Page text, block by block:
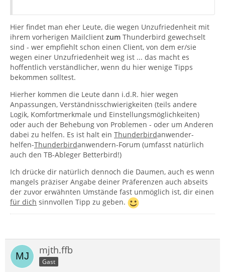
Hier findet man eher Leute, die wegen Unzufriedenheit mit
ihrem vorherigen Mailclient zum Thunderbird gewechselt
sind - wer empfiehlt schon einen Client, von dem er/sie
wegen einer Unzufriedenheit weg ist ... das macht es
hoffentlich verständlicher, wenn du hier wenige Tipps
bekommen solltest.
Hierher kommen die Leute dann i.d.R. hier wegen
Anpassungen, Verständnisschwierigkeiten (teils andere
Logik, Komfortmerkmale und Einstellungsmöglichkeiten)
oder auch der Behebung von Problemen - oder um Anderen
dabei zu helfen. Es ist halt ein Thunderbirdanwender-
helfen-Thunderbirdanwendern-Forum (umfasst natürlich
auch den TB-Ableger Betterbird!)
Ich drücke dir natürlich dennoch die Daumen, auch es wenn
mangels präziser Angabe deiner Präferenzen auch abseits
der zuvor erwähnten Umstände fast unmöglich ist, dir einen
für dich sinnvollen Tipp zu geben.
mjth.ffb
Gast